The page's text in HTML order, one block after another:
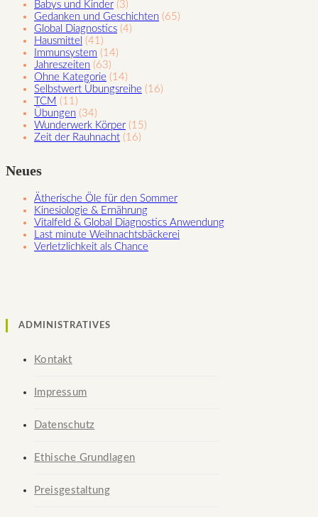
Babys und Kinder (3)
Gedanken und Geschichten (65)
Global Diagnostics (4)
Hausmittel (41)
Immunsystem (14)
Jahreszeiten (63)
Ohne Kategorie (14)
Selbstwert Übungsreihe (16)
TCM (11)
Übungen (34)
Wunderwerk Körper (15)
Zeit der Rauhnacht (16)
Neues
Ätherische Öle für den Sommer
Kinesiologie & Ernährung
Vitalfeld & Global Diagnostics Anwendung
Last minute Weihnachtsbäckerei
Verletzlichkeit als Chance
ADMINISTRATIVES
Kontakt
Impressum
Datenschutz
Ethische Grundlagen
Preisgestaltung